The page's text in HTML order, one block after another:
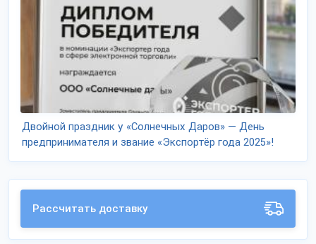
Двойной праздник у «Солнечных Даров» — День
предпринимателя и звание «Экспортёр года 2025»!
Рассчитать доставку